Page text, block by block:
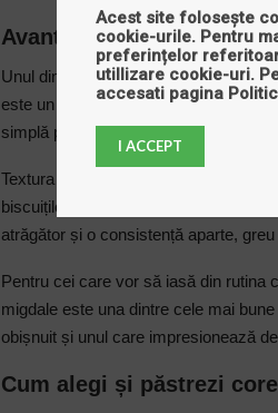
Avantajele făinii de
Unul dintre cele mai mari avantaje
este un ingredient banal, iar acest
simplă poate căpăta un aer mai
Textura este un alt punct forte.
biscuiților și al blaturilor. În plus,
atrăgător și o consistență aparte,
Pentru cei care vor să iasă din rutina
migdale este una dintre cele mai
obișnuit și unul care impresionează
Cum alegi și păstrezi
Acest site folosește
cookie-urile. Pentru
preferințelor
utillizare cookie-uri.
accesati pagina
I ACCEPT